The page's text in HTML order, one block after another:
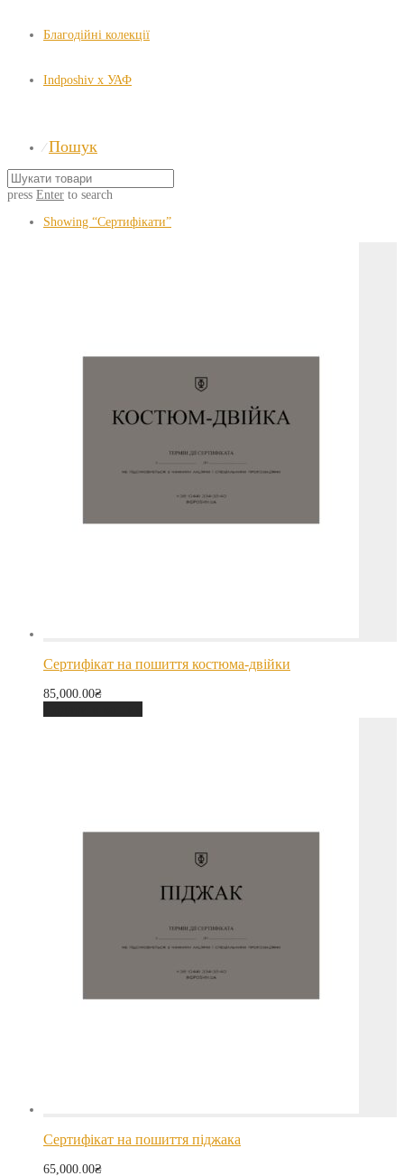
Благодійні колекції
Indposhiv x УАФ
⁄ Пошук
press Enter to search
Showing “Сертифікати”
Сертифікат на пошиття костюма-двійки
85,000.00₴
Сертифікат на пошиття піджака
65,000.00₴